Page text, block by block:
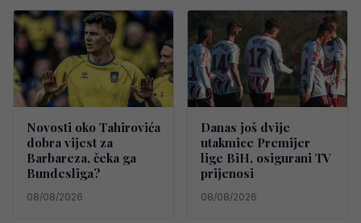
Novosti oko Tahirovića
dobra vijest za
Barbareza, čeka ga
Bundesliga?
08/08/2026
Danas još dvije
utakmice Premijer
lige BiH, osigurani TV
prijenosi
08/08/2026